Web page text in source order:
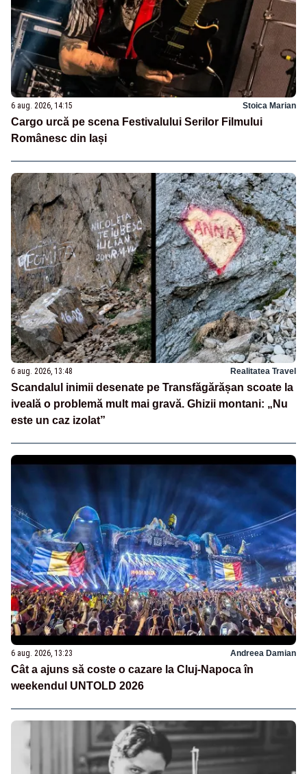
6 aug. 2026, 14:15 Stoica Marian
Cargo urcă pe scena Festivalului Serilor Filmului
Românesc din Iași
6 aug. 2026, 13:48 Realitatea Travel
Scandalul inimii desenate pe Transfăgărășan scoate la
iveală o problemă mult mai gravă. Ghizii montani: „Nu
este un caz izolat”
6 aug. 2026, 13:23 Andreea Damian
Cât a ajuns să coste o cazare la Cluj-Napoca în
weekendul UNTOLD 2026